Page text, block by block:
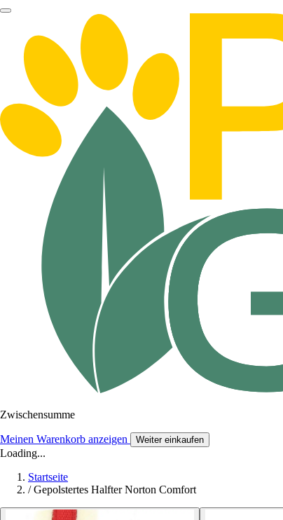
Zwischensumme
Meinen Warenkorb anzeigen Weiter einkaufen
Loading...
Startseite
/ Gepolstertes Halfter Norton Comfort